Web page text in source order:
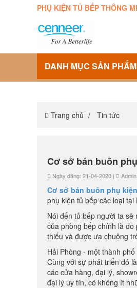
PHỤ KIỆN TỦ BẾP THÔNG
DANH MỤC SẢN PHẨM
Trang chủ Tin tức
Cơ sở bán buôn
Ngày đăng: 21-04-2020 | Admin
Cơ sở bán buôn phụ
phụ kiện tủ bếp các loại
Nói đến tủ bếp người ta sẽ
của phòng bếp chính là
thiếu và được ưa chuộng
Hải Phòng - một thành
Cùng với sự phát triển đó
các cửa hàng, đại lý,
đại lý uy tín, có không ít